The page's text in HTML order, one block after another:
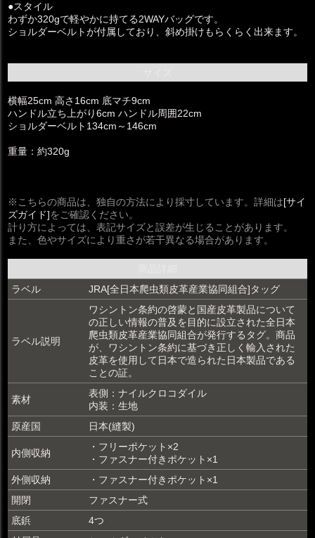
●スタイル
わずか320gで軽やかに持てる2WAYバッグです。
ショルダーベルトが付属しており、斜め掛けもらくらく出来ます。
横幅25cm 高さ16cm 底マチ9cm
ハンドル立ち上がり6cm ハンドル周囲22cm
ショルダーベルト134cm～146cm
重量：約320g
※こちらの商品は、独自の方法により採寸しています。詳細は[サイ
ズガイド]をご確認ください。
計り方によっては、表記サイズと誤差が生じることがあります。
また、色やサイズにより重さが若干異なる場合があります。
ラベル
JRA[全日本爬虫類皮革産業協同組合]タッグ
ラベル説明
ワシントン条約の啓蒙と国産皮革製品について
の正しい情報の普及を目的に設立された全日本
爬虫類皮革産業協同組合が発行するタグ。商品
が、ワシントン条約に基づき正しく輸入された
皮革を使用して日本で造られた日本製品である
ことの証。
素材
表側：ナイルクロコダイル
内装：生地
原産国
日本(縫製)
内側収納
・フリーポケット×2
・ファスナー付きポケット×1
外側収納
・ファスナー付きポケット×1
開閉
ファスナー式
底鋲
4つ